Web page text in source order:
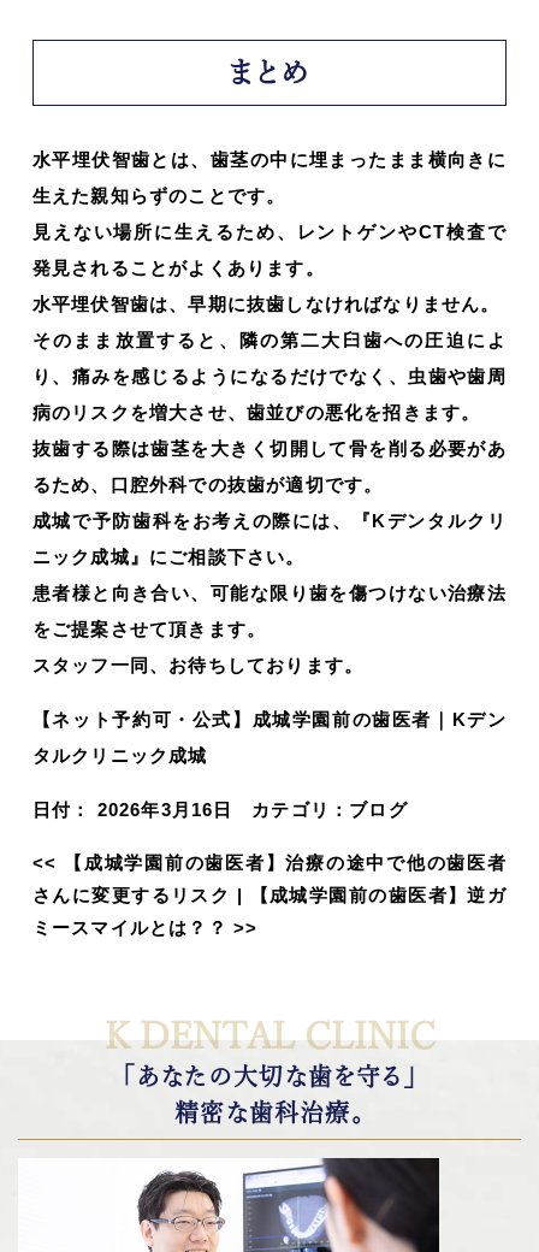
まとめ
水平埋伏智歯とは、歯茎の中に埋まったまま横向きに
生えた親知らずのことです。
見えない場所に生えるため、レントゲンやCT検査で
発見されることがよくあります。
水平埋伏智歯は、早期に抜歯しなければなりません。
そのまま放置すると、隣の第二大臼歯への圧迫によ
り、痛みを感じるようになるだけでなく、虫歯や歯周
病のリスクを増大させ、歯並びの悪化を招きます。
抜歯する際は歯茎を大きく切開して骨を削る必要があ
るため、口腔外科での抜歯が適切です。
成城で予防歯科をお考えの際には、『Kデンタルクリ
ニック成城』にご相談下さい。
患者様と向き合い、可能な限り歯を傷つけない治療法
をご提案させて頂きます。
スタッフ一同、お待ちしております。
【ネット予約可・公式】成城学園前の歯医者｜Kデン
タルクリニック成城
日付： 2026年3月16日 カテゴリ： ブログ
<< 【成城学園前の歯医者】治療の途中で他の歯医者
さんに変更するリスク |
【成城学園前の歯医者】逆ガ
ミースマイルとは？？>>
K DENTAL CLINIC
「あなたの大切な歯を守る」
精密な歯科治療。